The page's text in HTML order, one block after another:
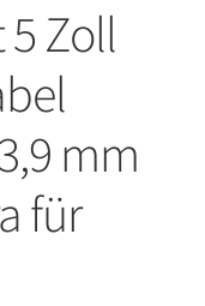
Zoll
mm
für